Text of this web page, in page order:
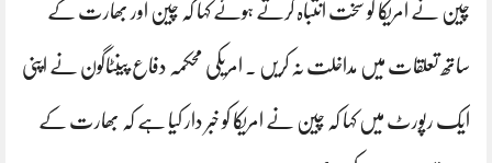
چین نے امریکا کو سخت انتباہ کرتے ہوئے کہا کہ چین اور بھارت کے
ساتھ تعلقات میں مداخلت نہ کریں ۔ امریکی محکمہ دفاع پینٹاگون نے اپنی
ایک رپورٹ میں کہا کہ چین نے امریکا کو خبر دار کیا ہے کہ بھارت کے